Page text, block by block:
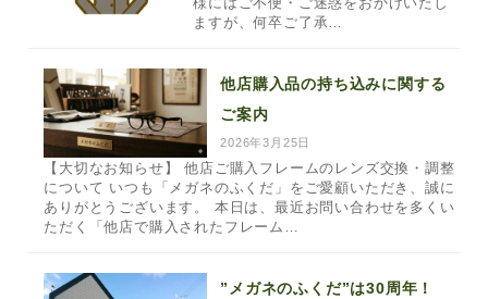
様にはご不便・ご迷惑をおかけいたし
ますが、何卒ご了承…
他店購入品の持ち込みに関する
ご案内
2026年3月25日
【大切なお知らせ】 他店ご購入フレームのレンズ交換・調整
について いつも「メガネのふくだ」をご愛顧いただき、誠に
ありがとうございます。 本日は、最近お問い合わせを多くい
ただく「他店で購入されたフレーム…
”メガネのふくだ”は30周年！